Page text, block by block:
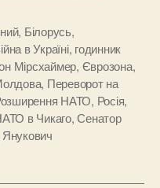
, Білорусь,
в Україні, годинник
Мірсхаймер, Єврозона,
, Переворот на
НАТО, Росія,
в Чикаго,Сенатор
Янукович